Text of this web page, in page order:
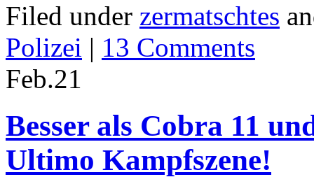
Filed under zermatschtes
Polizei | 13 Comments
Feb.21
Besser als Cobra 11
Ultimo Kampfszene!